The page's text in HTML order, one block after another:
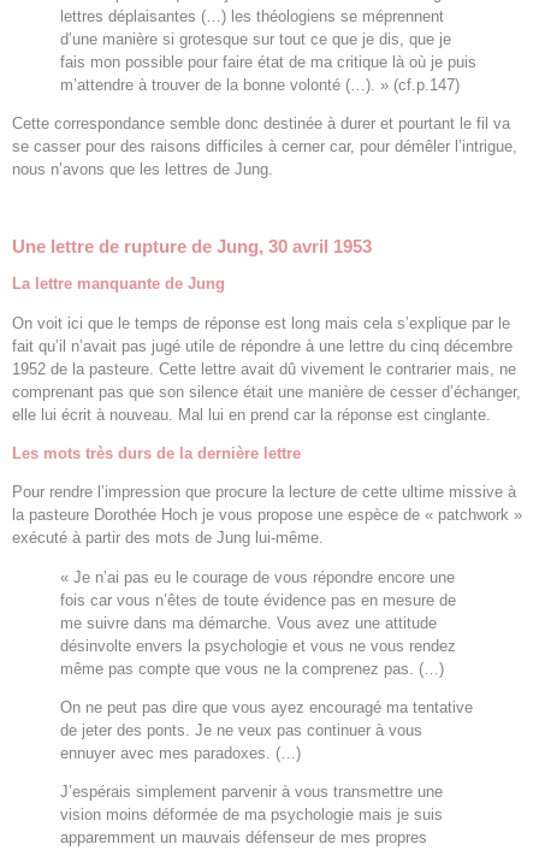
lettres déplaisantes (…) les théologiens se méprennent
d’une manière si grotesque sur tout ce que je dis, que je
fais mon possible pour faire état de ma critique là où je puis
m’attendre à trouver de la bonne volonté (…). » (cf.p.147)
Cette correspondance semble donc destinée à durer et pourtant le fil va
se casser pour des raisons difficiles à cerner car, pour démêler l’intrigue,
nous n’avons que les lettres de Jung.
Une lettre de rupture de Jung, 30 avril 1953
La lettre manquante de Jung
On voit ici que le temps de réponse est long mais cela s’explique par le
fait qu’il n’avait pas jugé utile de répondre à une lettre du cinq décembre
1952 de la pasteure. Cette lettre avait dû vivement le contrarier mais, ne
comprenant pas que son silence était une manière de cesser d’échanger,
elle lui écrit à nouveau. Mal lui en prend car la réponse est cinglante.
Les mots très durs de la dernière lettre
Pour rendre l’impression que procure la lecture de cette ultime missive à
la pasteure Dorothée Hoch je vous propose une espèce de « patchwork »
exécuté à partir des mots de Jung lui-même.
« Je n’ai pas eu le courage de vous répondre encore une
fois car vous n’êtes de toute évidence pas en mesure de
me suivre dans ma démarche. Vous avez une attitude
désinvolte envers la psychologie et vous ne vous rendez
même pas compte que vous ne la comprenez pas. (…)
On ne peut pas dire que vous ayez encouragé ma tentative
de jeter des ponts. Je ne veux pas continuer à vous
ennuyer avec mes paradoxes. (…)
J’espérais simplement parvenir à vous transmettre une
vision moins déformée de ma psychologie mais je suis
apparemment un mauvais défenseur de mes propres